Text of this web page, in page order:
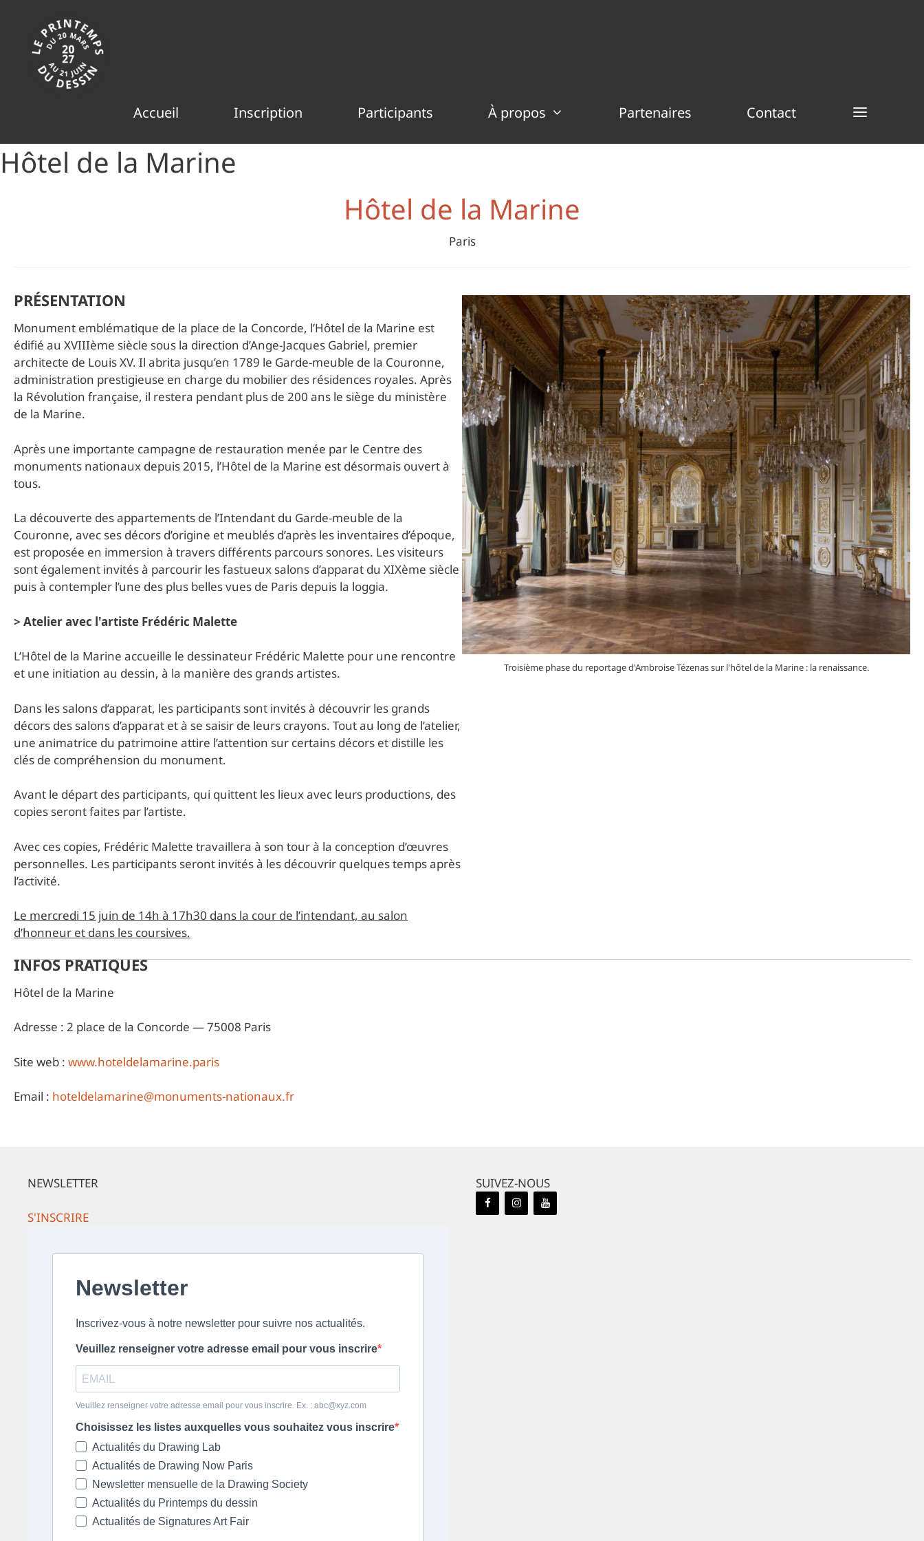
contenu
Accueil Inscription Participants À propos Partenaires Contact
Hôtel de la Marine
Hôtel de la Marine
Paris
PRÉSENTATION
Monument emblématique de la place de la Concorde, l’Hôtel de la Marine est
édifié au XVIIIème siècle sous la direction d’Ange-Jacques Gabriel, premier
architecte de Louis XV. Il abrita jusqu’en 1789 le Garde-meuble de la Couronne,
administration prestigieuse en charge du mobilier des résidences royales. Après
la Révolution française, il restera pendant plus de 200 ans le siège du ministère
de la Marine.
Après une importante campagne de restauration menée par le Centre des
monuments nationaux depuis 2015, l’Hôtel de la Marine est désormais ouvert à
tous.
La découverte des appartements de l’Intendant du Garde-meuble de la
Couronne, avec ses décors d’origine et meublés d’après les inventaires d’époque,
est proposée en immersion à travers différents parcours sonores. Les visiteurs
sont également invités à parcourir les fastueux salons d’apparat du XIXème siècle
puis à contempler l’une des plus belles vues de Paris depuis la loggia.
> Atelier avec l'artiste Frédéric Malette
L’Hôtel de la Marine accueille le dessinateur Frédéric Malette pour une rencontre
et une initiation au dessin, à la manière des grands artistes.
Dans les salons d’apparat, les participants sont invités à découvrir les grands
décors des salons d’apparat et à se saisir de leurs crayons. Tout au long de l’atelier,
une animatrice du patrimoine attire l’attention sur certains décors et distille les
clés de compréhension du monument.
Avant le départ des participants, qui quittent les lieux avec leurs productions, des
copies seront faites par l’artiste.
Avec ces copies, Frédéric Malette travaillera à son tour à la conception d’œuvres
personnelles. Les participants seront invités à les découvrir quelques temps après
l’activité.
Le mercredi 15 juin de 14h à 17h30 dans la cour de l’intendant, au salon
d’honneur et dans les coursives.
Troisième phase du reportage d'Ambroise Tézenas sur l'hôtel de la Marine : la renaissance.
INFOS PRATIQUES
Hôtel de la Marine
Adresse : 2 place de la Concorde — 75008 Paris
Site web : www.hoteldelamarine.paris
Email : hoteldelamarine@monuments-nationaux.fr
NEWSLETTER
S'INSCRIRE
SUIVEZ-NOUS